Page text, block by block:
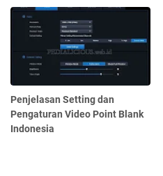
Penjelasan Setting dan
Pengaturan Video Point Blank
Indonesia